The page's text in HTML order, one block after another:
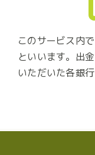
このサービス内
といいます。出
いただいた各銀